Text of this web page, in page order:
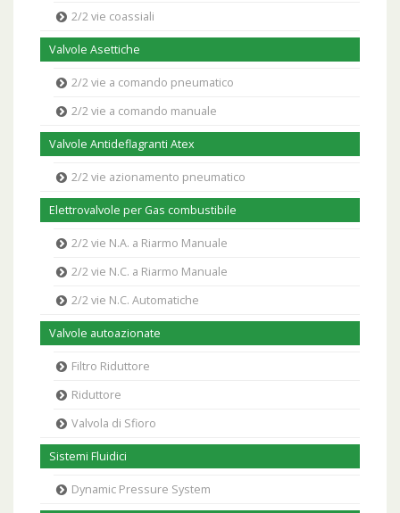
2/2 vie coassiali
Valvole Asettiche
2/2 vie a comando pneumatico
2/2 vie a comando manuale
Valvole Antideflagranti Atex
2/2 vie azionamento pneumatico
Elettrovalvole per Gas combustibile
2/2 vie N.A. a Riarmo Manuale
2/2 vie N.C. a Riarmo Manuale
2/2 vie N.C. Automatiche
Valvole autoazionate
Filtro Riduttore
Riduttore
Valvola di Sfioro
Sistemi Fluidici
Dynamic Pressure System